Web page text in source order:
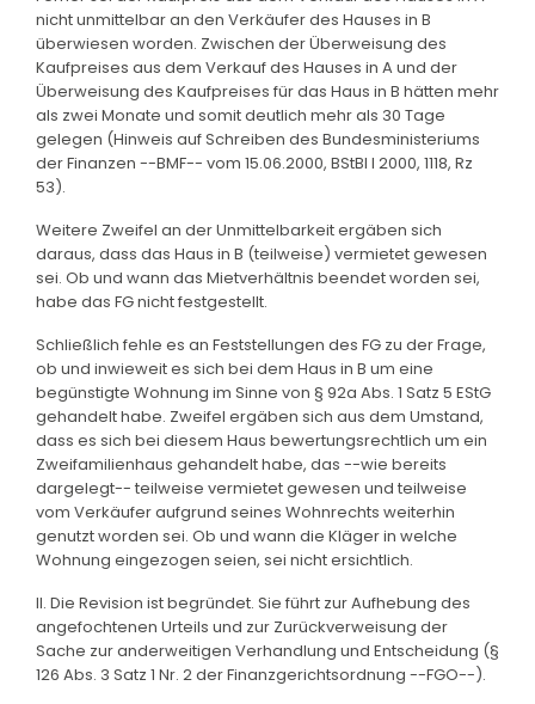
nicht unmittelbar an den Verkäufer des Hauses in B
überwiesen worden. Zwischen der Überweisung des
Kaufpreises aus dem Verkauf des Hauses in A und der
Überweisung des Kaufpreises für das Haus in B hätten mehr
als zwei Monate und somit deutlich mehr als 30 Tage
gelegen (Hinweis auf Schreiben des Bundesministeriums
der Finanzen --BMF-- vom 15.06.2000, BStBl I 2000, 1118, Rz
53).
Weitere Zweifel an der Unmittelbarkeit ergäben sich
daraus, dass das Haus in B (teilweise) vermietet gewesen
sei. Ob und wann das Mietverhältnis beendet worden sei,
habe das FG nicht festgestellt.
Schließlich fehle es an Feststellungen des FG zu der Frage,
ob und inwieweit es sich bei dem Haus in B um eine
begünstigte Wohnung im Sinne von § 92a Abs. 1 Satz 5 EStG
gehandelt habe. Zweifel ergäben sich aus dem Umstand,
dass es sich bei diesem Haus bewertungsrechtlich um ein
Zweifamilienhaus gehandelt habe, das --wie bereits
dargelegt-- teilweise vermietet gewesen und teilweise
vom Verkäufer aufgrund seines Wohnrechts weiterhin
genutzt worden sei. Ob und wann die Kläger in welche
Wohnung eingezogen seien, sei nicht ersichtlich.
II. Die Revision ist begründet. Sie führt zur Aufhebung des
angefochtenen Urteils und zur Zurückverweisung der
Sache zur anderweitigen Verhandlung und Entscheidung (§
126 Abs. 3 Satz 1 Nr. 2 der Finanzgerichtsordnung --FGO--).